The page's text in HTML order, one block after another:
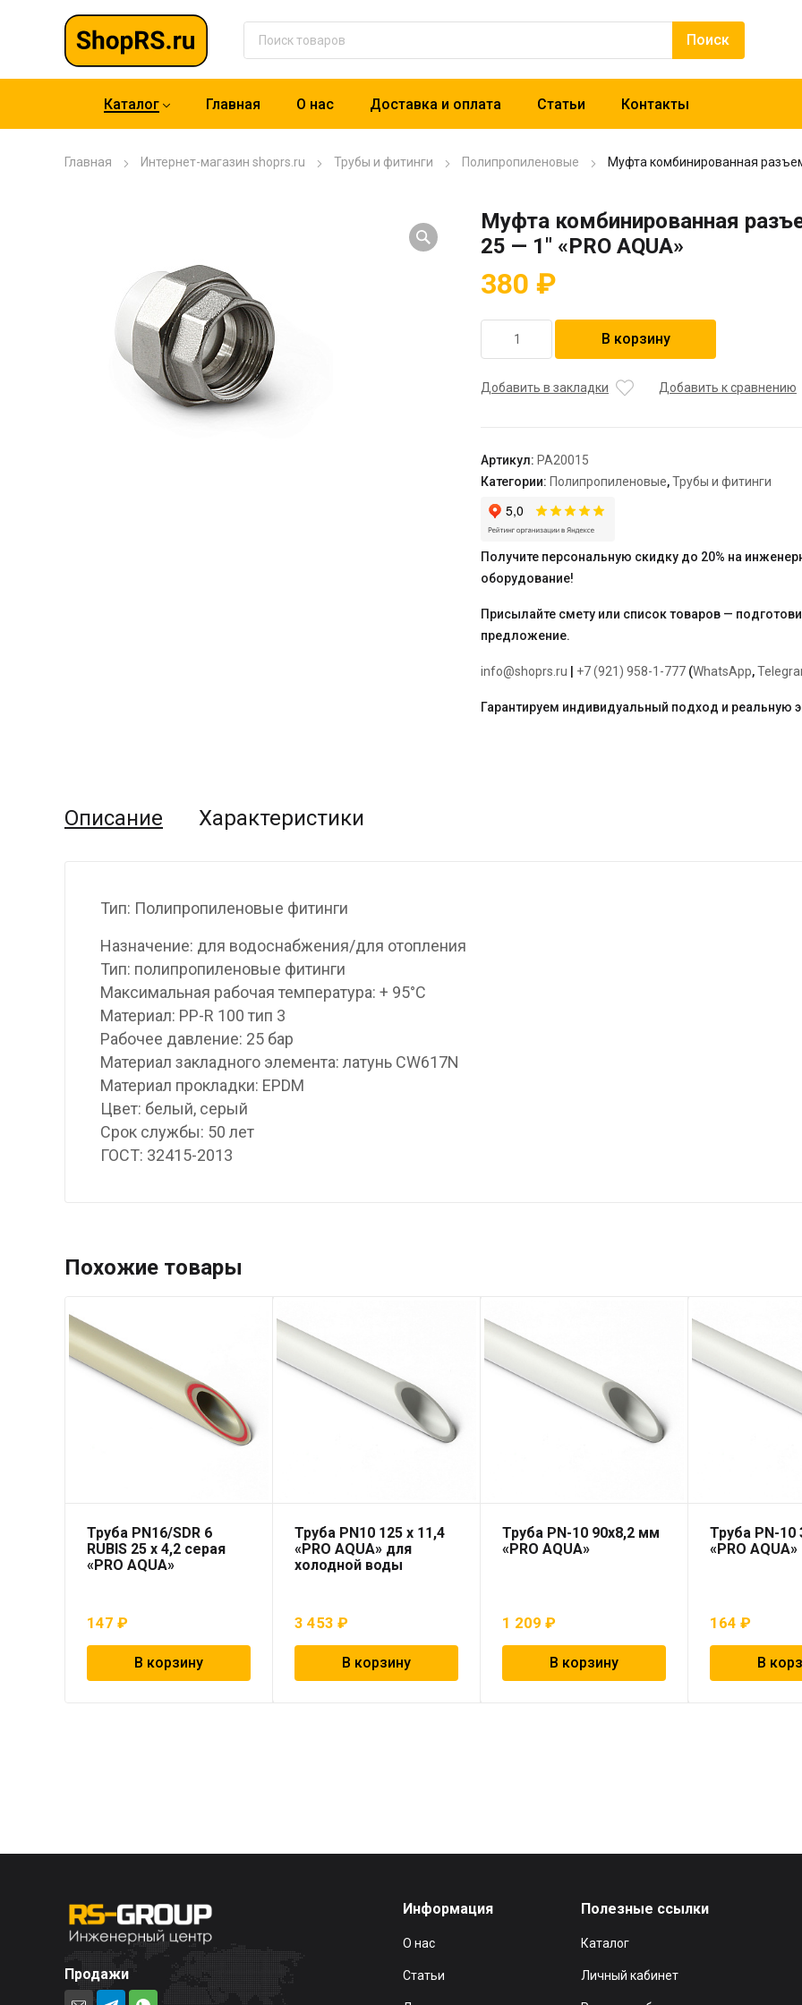
Каталог Главная О нас Доставка и оплата Статьи Контакты
Главная Интернет-магазин shoprs.ru Трубы и фитинги Полипропиленовые Муфта комбинированная
Муфта комбинированная
25 — 1″ «PRO AQUA»
380 ₽
товара
комбинированная
-
1"
"PRO
AQUA"
В корзину
Добавить в закладки Добавить к сравнению
Артикул: PA20015
Категории: Полипропиленовые,Трубы и фитинги
Получите персональную скидку до 20% на
оборудование!
Присылайте смету или список товаров —
предложение.
info@shoprs.ru +7 (921) 958-1-777 (WhatsApp,
Гарантируем индивидуальный подход и реальную
Описание Характеристики
Тип: Полипропиленовые фитинги
Назначение: для водоснабжения/для отопления
Тип: полипропиленовые фитинги
Максимальная рабочая температура: + 95°С
Материал: PP-R 100 тип 3
Рабочее давление: 25 бар
Материал закладного элемента: латунь CW617N
Материал прокладки: EPDM
Цвет: белый, серый
Срок службы: 50 лет
ГОСТ: 32415-2013
Похожие товары
Труба PN16/SDR 6
RUBIS 25 x 4,2 серая
«PRO AQUA»
147 ₽
В корзину
Труба PN10 125 x 11,4
«PRO AQUA» для
холодной воды
3 453₽
В корзину
Труба PN-10 90х8,2 мм
«PRO AQUA»
1 209₽
В корзину
Труба PN-10
«PRO AQUA»
164₽
В
Продажи
Информация
О нас
Статьи
Полезные ссылки
Каталог
Личный кабинет